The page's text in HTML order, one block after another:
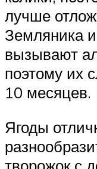
лучше
Земляника
вызывают
поэтому их
10 месяцев.
Ягоды